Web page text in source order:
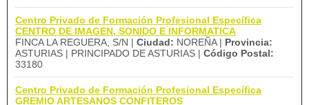
Centro Privado de Formación Profesional Específica
CENTRO DE IMAGEN, SONIDO E INFORMATICA
FINCA LA REGUERA, S/N | Ciudad: NOREÑA | Provincia:
ASTURIAS | PRINCIPADO DE ASTURIAS | Código Postal:
33180
Centro Privado de Formación Profesional Específica
GREMIO ARTESANOS CONFITEROS